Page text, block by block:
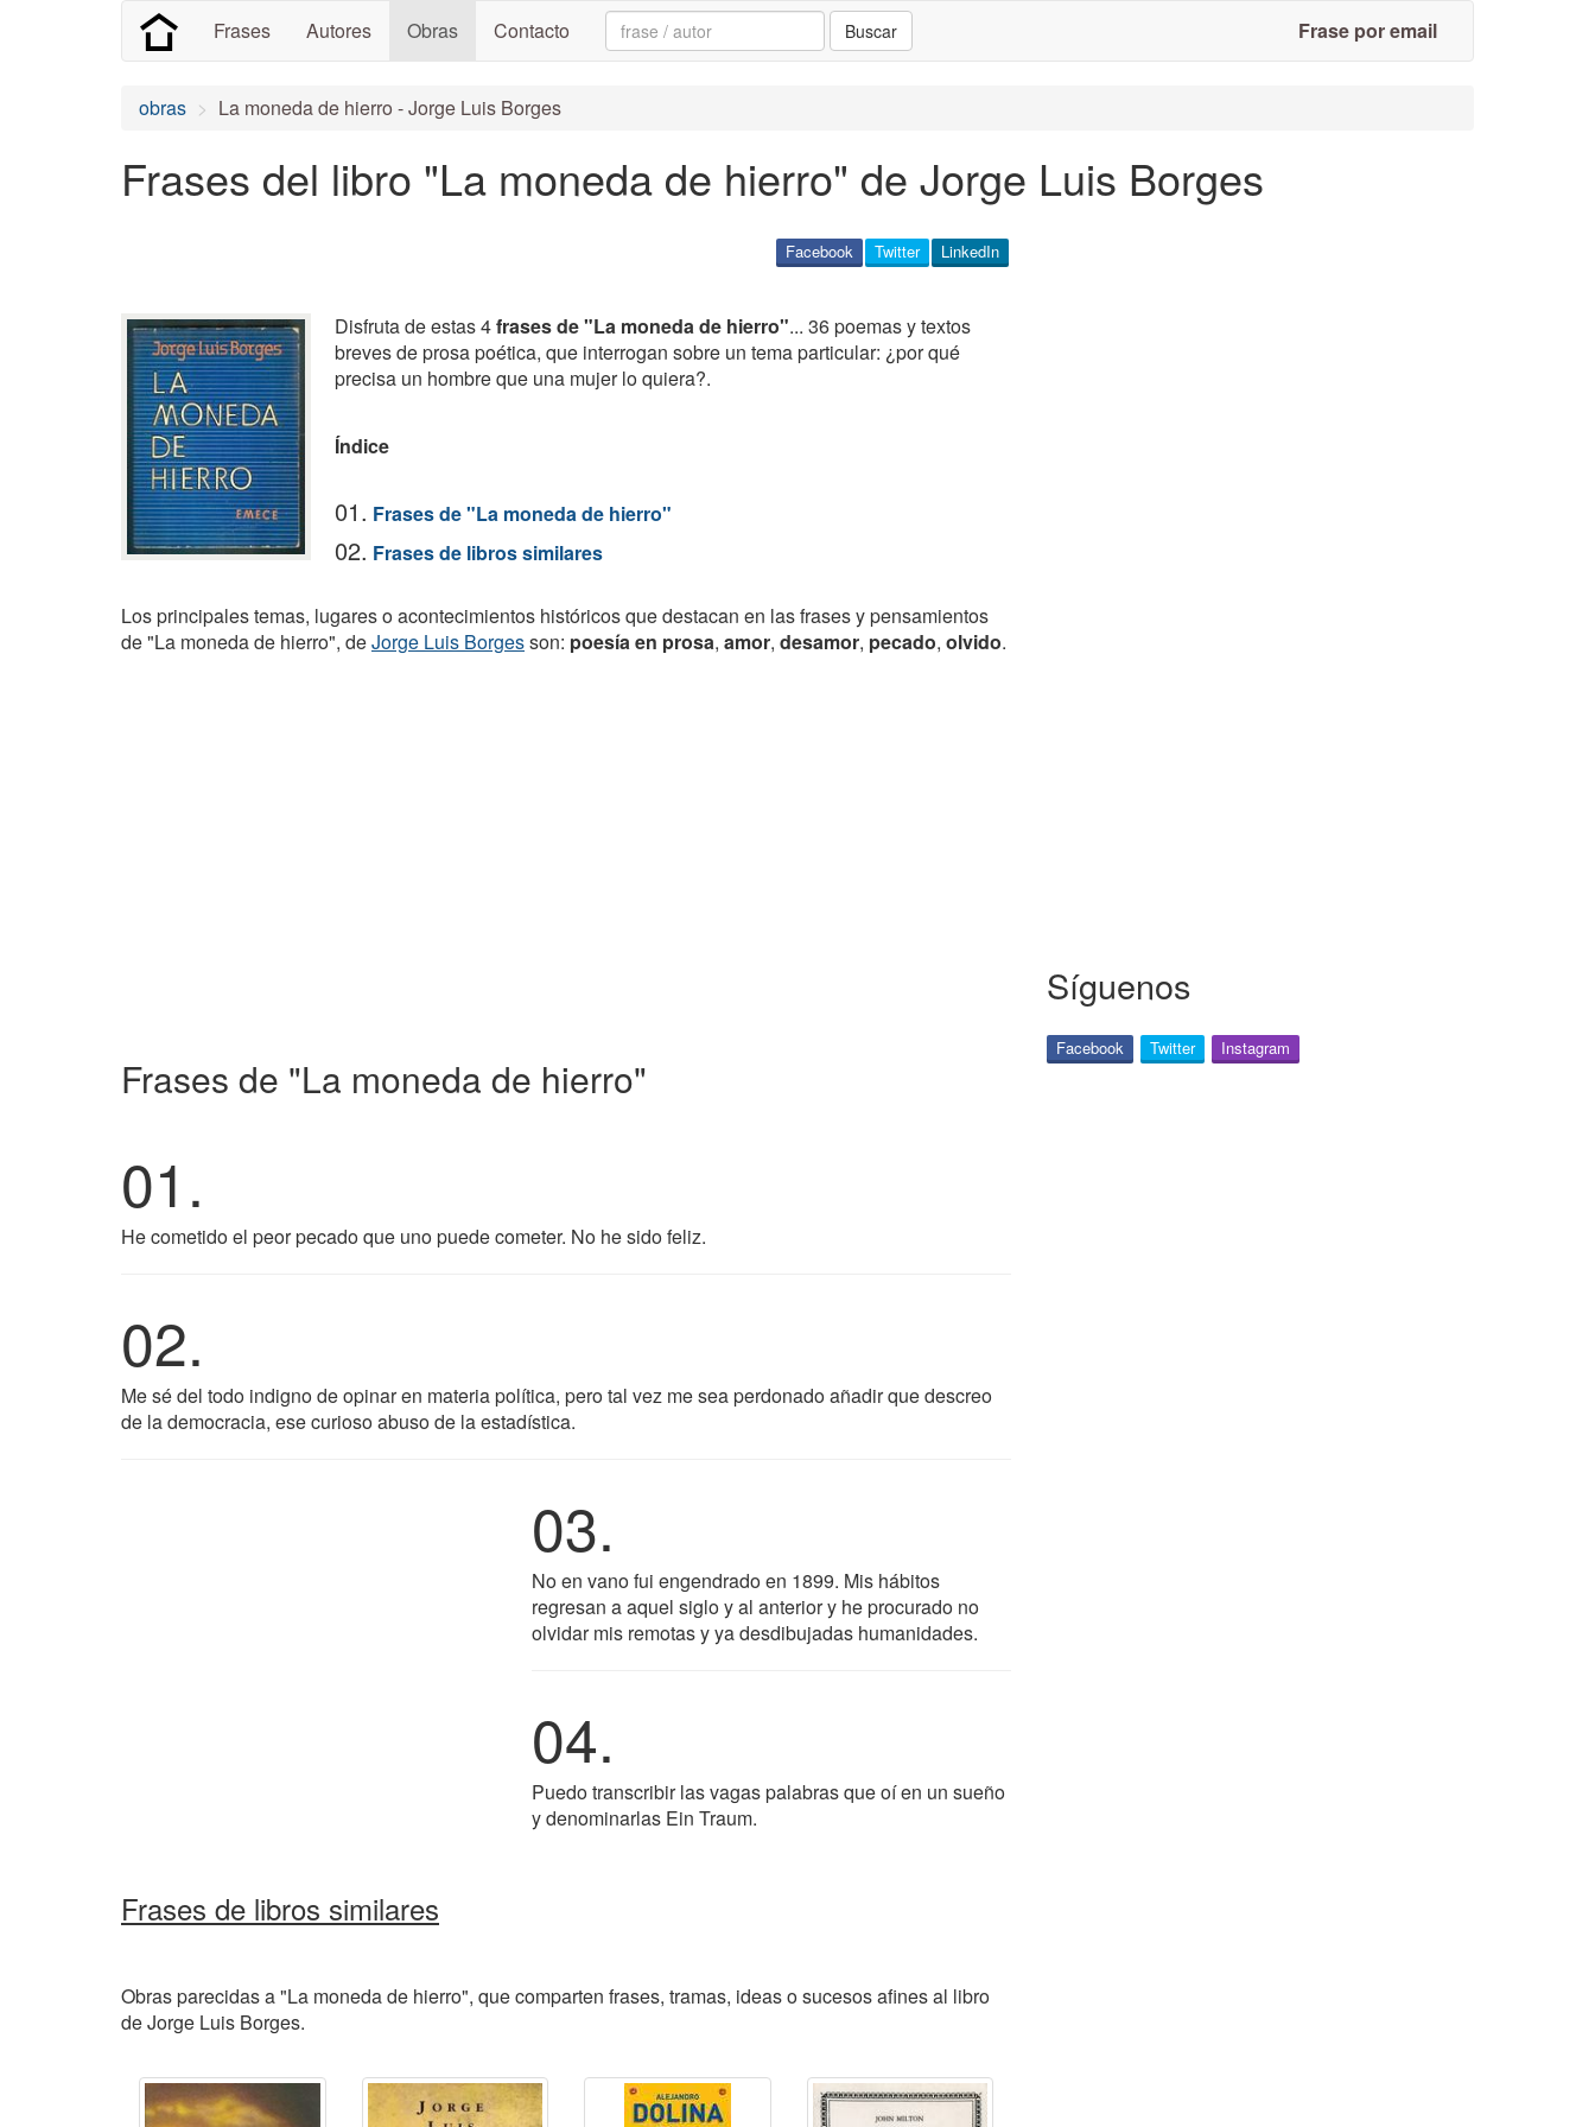
Frases Autores Obras Contacto Search: Buscar Frase por email
obras La moneda de hierro - Jorge Luis Borges
Frases del libro "La moneda de hierro" de Jorge Luis Borges
LinkedIn
Twitter
Facebook
Disfruta de estas 4frases de "La moneda de hierro"... 36 poemas y textos
breves de prosa poética, que interrogan sobre un tema particular: ¿por qué
precisa un hombre que una mujer lo quiera?.
Índice
01. Frases de "La moneda de hierro"
02. Frases de libros similares
Los principales temas, lugares o acontecimientos históricos que destacan en las frases y pensamientos
de "La moneda de hierro", deJorge Luis Borgesson: poesía en prosa, amor, desamor, pecado, olvido.
Frases de "La moneda de hierro"
01.
He cometido el peor pecado que uno puede cometer. No he sido feliz.
02.
Me sé del todo indigno de opinar en materia política, pero tal vez me sea perdonado añadir que descreo
de la democracia, ese curioso abuso de la estadística.
03.
No en vano fui engendrado en 1899. Mis hábitos
regresan a aquel siglo y al anterior y he procurado no
olvidar mis remotas y ya desdibujadas humanidades.
04.
Puedo transcribir las vagas palabras que oí en un sueño
y denominarlas Ein Traum.
Frases de libros similares
Obras parecidas a "La moneda de hierro", que comparten frases, tramas, ideas o sucesos afines al libro
de Jorge Luis Borges.
Síguenos
Facebook Twitter Instagram